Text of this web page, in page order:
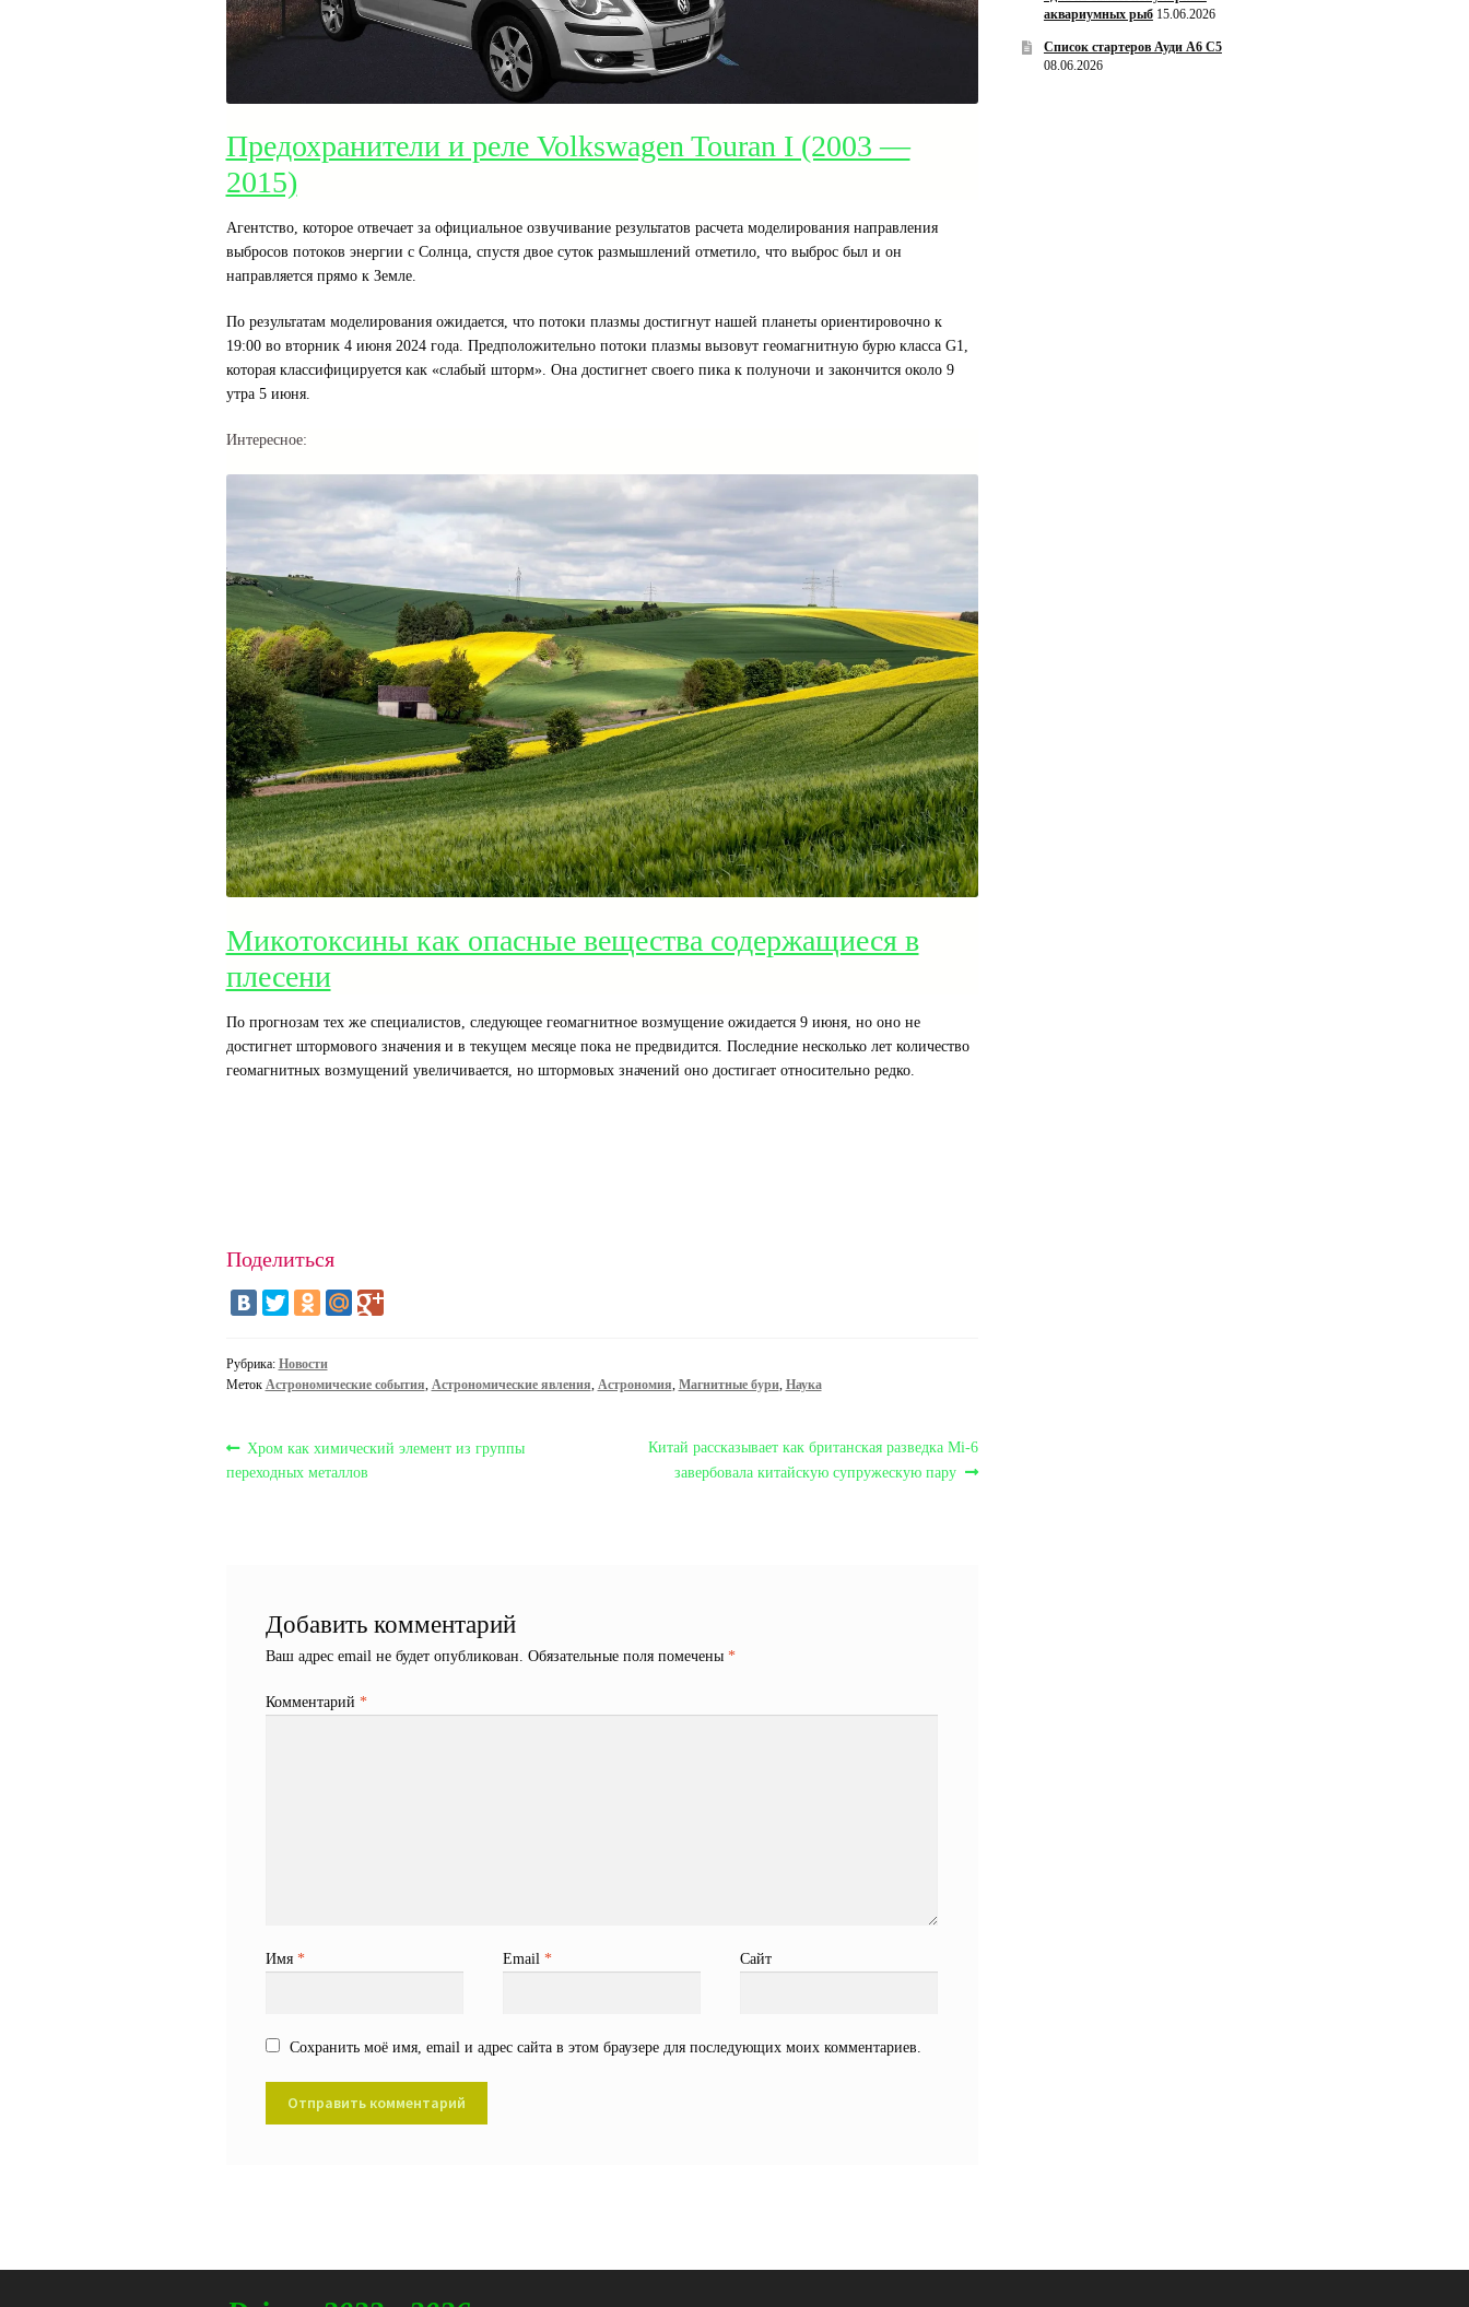
Предохранители и реле Volkswagen Touran I (2003 —
2015)
Агентство, которое отвечает за официальное озвучивание результатов расчета моделирования направления
выбросов потоков энергии с Солнца, спустя двое суток размышлений отметило, что выброс был и он
направляется прямо к Земле.
По результатам моделирования ожидается, что потоки плазмы достигнут нашей планеты ориентировочно к
19:00 во вторник 4 июня 2024 года. Предположительно потоки плазмы вызовут геомагнитную бурю класса G1,
которая классифицируется как «слабый шторм». Она достигнет своего пика к полуночи и закончится около 9
утра 5 июня.
Интересное:
Микотоксины как опасные вещества содержащиеся в
плесени
По прогнозам тех же специалистов, следующее геомагнитное возмущение ожидается 9 июня, но оно не
достигнет штормового значения и в текущем месяце пока не предвидится. Последние несколько лет количество
геомагнитных возмущений увеличивается, но штормовых значений оно достигает относительно редко.
Поделиться
Рубрика: Новости
Меток Астрономические события, Астрономические явления, Астрономия, Магнитные бури, Наука
Навигация
по
Предыдущая
запись:
Хром как химический элемент из группы
переходных металлов
Следующая
запись:
Китай рассказывает как британская разведка Mi-6
завербовала китайскую супружескую пару
Добавить комментарий
Ваш адрес email не будет опубликован. Обязательные поля помечены*
Комментарий*
Имя* Email* Сайт
Сохранить моё имя, email и адрес сайта в этом браузере для последующих моих комментариев.
аквариумных рыб 15.06.2026
Список стартеров Ауди А6 С5
08.06.2026